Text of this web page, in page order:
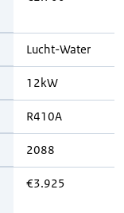
Lucht-Water
12kW
R410A
2088
€3.925